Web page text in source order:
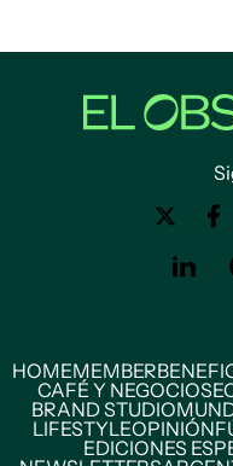
HOMEMEMBER
CAFÉ Y NEGOCIOS
BRAND STUDIO
LIFESTYLEOPINIÓN
EDICIONES